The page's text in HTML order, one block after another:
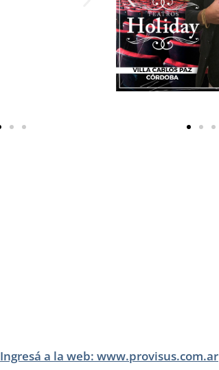
Ingresá a la web: www.provisus.com.ar